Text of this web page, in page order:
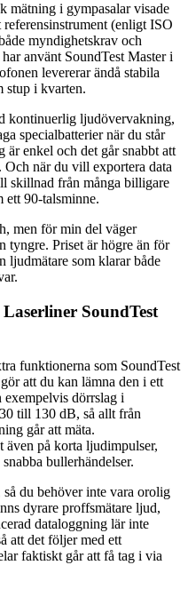
mätning i gympasalar visade
(enligt ISO
myndighetskrav och
har använt SoundTest Master i
levererar ändå stabila
stup i kvarten.
kontinuerlig ljudövervakning,
specialbatterier när du står
enkel och det går snabbt att
när du vill exportera data
skillnad från många billigare
ett 90-talsminne.
men för min del väger
tyngre. Priset är högre än för
ljudmätare som klarar både
SoundTest
funktionerna som SoundTest
att du kan lämna den i ett
dörrslag i
till 130 dB, så allt från
går att mäta.
på korta ljudimpulser,
bullerhändelser.
du behöver inte vara orolig
dyrare proffsmätare ljud,
dataloggning lär inte
att det följer med ett
faktiskt går att få tag i via